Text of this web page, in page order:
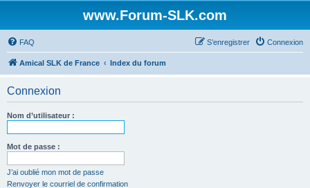
www.Forum-SLK.com
FAQ Connexion
S’enregistrer
Amical SLK de France Index du forum
Connexion
Nom d’utilisateur :
Mot de passe :
J’ai oublié mon mot de passe
Renvoyer le courriel de confirmation